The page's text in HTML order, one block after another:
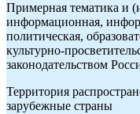
Примерная тематика и
информационная,
политическая,
культурно-
законодательством
Территория
зарубежные страны